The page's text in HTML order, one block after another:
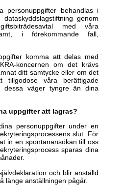
personuppgifter behandlas i
genom
med våra
i förekommande fall,
komma att delas med
om det krävs
ditt samtycke eller om det
våra berättigade
dessa väger tyngre än dina
uppgifter att lagras?
personuppgifter under en
slut. För
in en spontanansökan till oss
sparas dina
och blir anställd
länge anställningen pågår.